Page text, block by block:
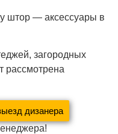
штор — аксессуары в
загородных
рассмотрена
дизанера